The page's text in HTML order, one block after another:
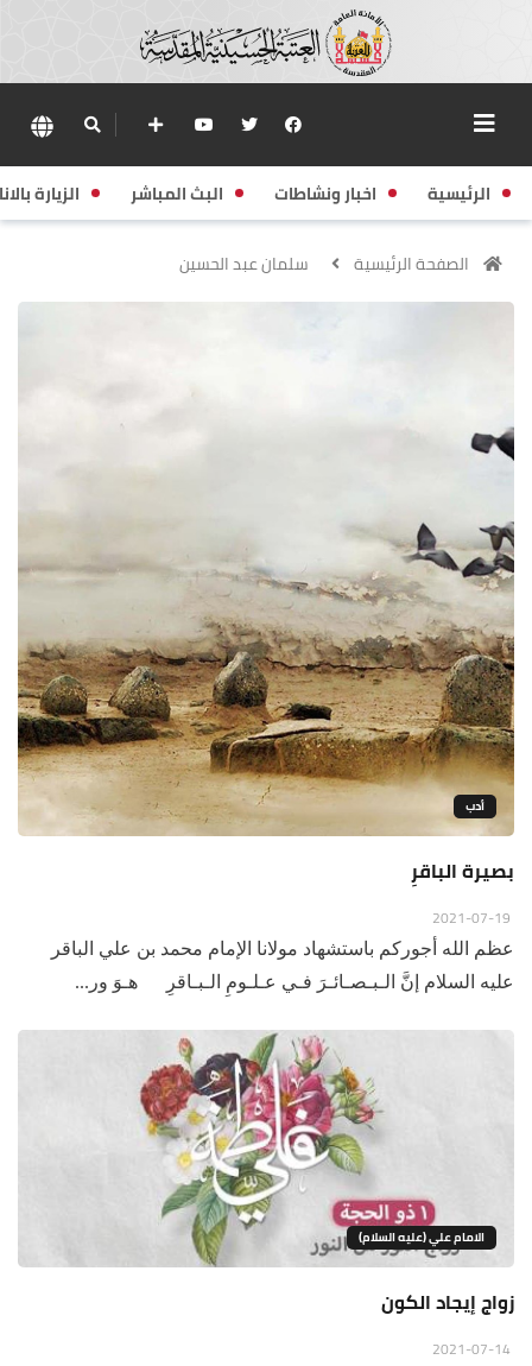
الرئيسية اخبار ونشاطات البث المباشر الزيارة
الصفحة الرئيسية سلمان عبد الحسين
أدب
بصيرة الباقرِ
عظم الله أجوركم باستشهاد مولانا الإمام محمد بن علي الباقر
عليه السلام إنَّ الـبـصـائـرَ فـي عـلـومِ الـبـاقرِ هـوَ ور...
الامام علي (عليه السلام)
زواج إيجاد الكون